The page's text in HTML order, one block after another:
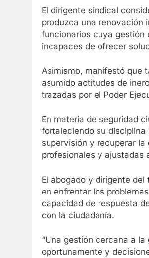
El dirigente sindical
produzca una renovación
funcionarios cuya gestión
incapaces de ofrecer
Asimismo, manifestó que
asumido actitudes de
trazadas por el Poder
En materia de seguridad
fortaleciendo su disciplina
supervisión y recuperar
profesionales y ajustadas
El abogado y dirigente
en enfrentar los
capacidad de respuesta
con la ciudadanía.
“Una gestión cercana a
oportunamente y